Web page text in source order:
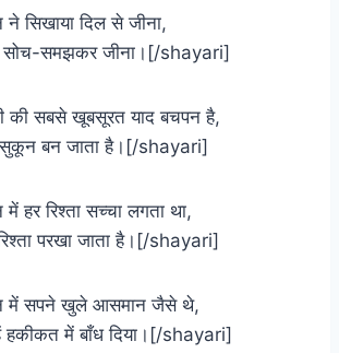
सिखाया दिल से जीना,
सोच-समझकर जीना।[/shayari]
की सबसे खूबसूरत याद बचपन है,
बन जाता है।[/shayari]
हर रिश्ता सच्चा लगता था,
परखा जाता है।[/shayari]
में सपने खुले आसमान जैसे थे,
हकीकत में बाँध दिया।[/shayari]